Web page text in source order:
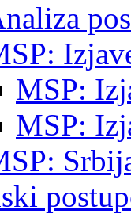
MSP:
MSP: